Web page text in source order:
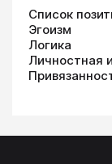
Список
Эгоизм
Логика
Личностная